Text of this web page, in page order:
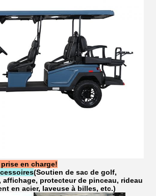
en charge!
(Soutien de sac de golf,
affichage, protecteur de pinceau, rideau
en acier, laveuse à billes, etc.)